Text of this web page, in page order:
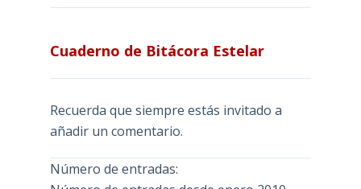
Cuaderno de Bitácora Estelar
Recuerda que siempre estás invitado a
añadir un comentario.
Número de entradas: